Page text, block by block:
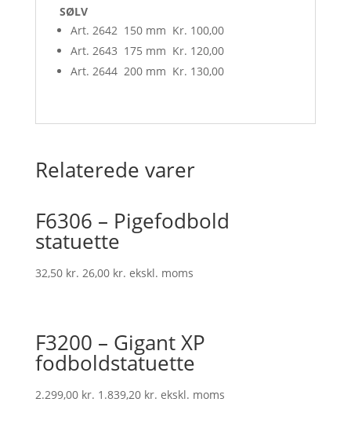
SØLV
Art. 2642 150 mm Kr. 100,00
Art. 2643 175 mm Kr. 120,00
Art. 2644 200 mm Kr. 130,00
Relaterede varer
F6306 – Pigefodbold
statuette
32,50 kr. 26,00 kr. ekskl. moms
F3200 – Gigant XP
fodboldstatuette
2.299,00 kr. 1.839,20 kr. ekskl. moms